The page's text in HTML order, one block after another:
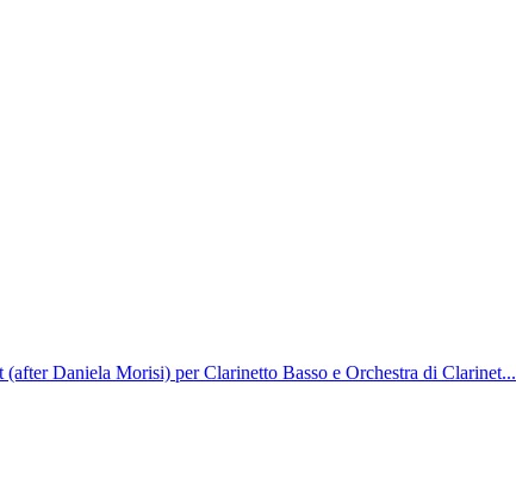
Daniela Morisi) per Clarinetto Basso e Orchestra di Clarinet...